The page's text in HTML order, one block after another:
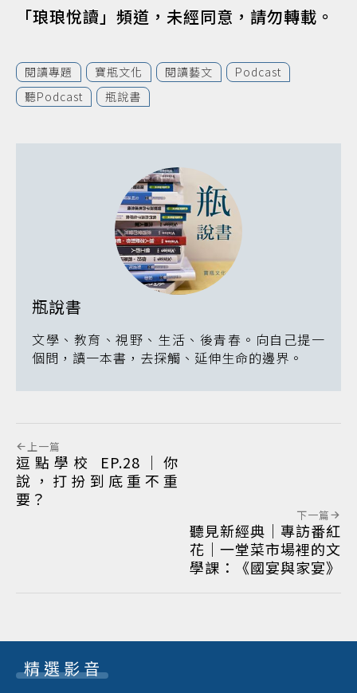
「琅琅悅讀」頻道，未經同意，請勿轉載。
閱讀專題 寶瓶文化 閱讀藝文
Podcast
聽Podcast
瓶說書
瓶說書
文學、教育、視野、生活、後青春。向自己提一
個問，讀一本書，去探觸、延伸生命的邊界。
上一篇
逗點學校 EP.28｜你
說，打扮到底重不重
要？
下一篇
聽見新經典｜專訪番紅
花｜一堂菜市場裡的文
學課：《國宴與家宴》
精選影音